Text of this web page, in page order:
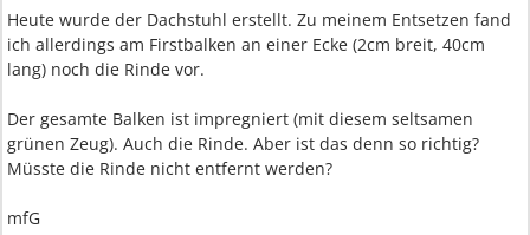
Heute wurde der Dachstuhl erstellt. Zu meinem Entsetzen fand
ich allerdings am Firstbalken an einer Ecke (2cm breit, 40cm
lang) noch die Rinde vor.
Der gesamte Balken ist impregniert (mit diesem seltsamen
grünen Zeug). Auch die Rinde. Aber ist das denn so richtig?
Müsste die Rinde nicht entfernt werden?
mfG